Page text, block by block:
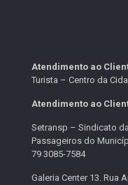
Atendimento ao
Turista – Centro da
Atendimento ao
Setransp – Sindicato
Passageiros do
79 3085-7584
Galeria Center 13. Rua